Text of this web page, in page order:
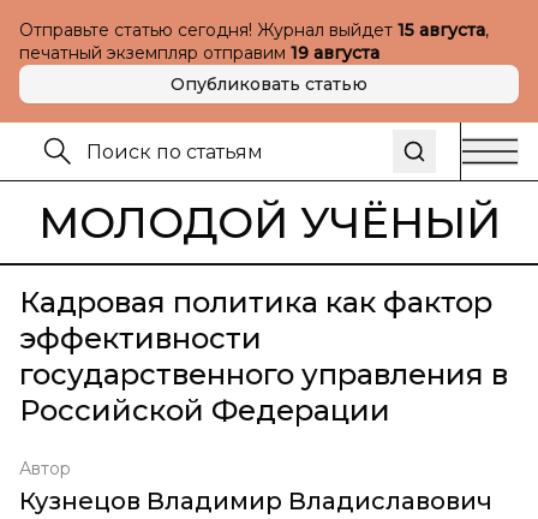
Отправьте статью сегодня! Журнал выйдет 15 августа,
печатный экземпляр отправим 19 августа
Опубликовать статью
МОЛОДОЙ УЧЁНЫЙ
Кадровая политика как фактор
эффективности
государственного управления в
Российской Федерации
Автор
Кузнецов Владимир Владиславович